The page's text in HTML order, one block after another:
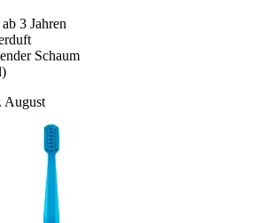
3 Jahren
Schaum
August